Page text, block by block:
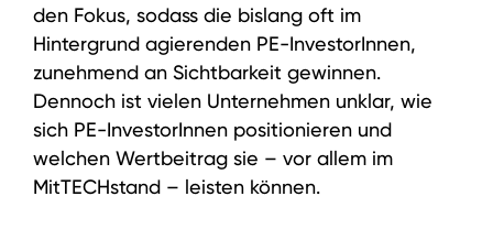
den Fokus, sodass die bislang oft im
Hintergrund agierenden PE-InvestorInnen,
zunehmend an Sichtbarkeit gewinnen.
Dennoch ist vielen Unternehmen unklar, wie
sich PE-InvestorInnen positionieren und
welchen Wertbeitrag sie – vor allem im
MitTECHstand – leisten können.